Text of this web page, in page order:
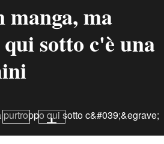
manga, ma
sotto c'è una